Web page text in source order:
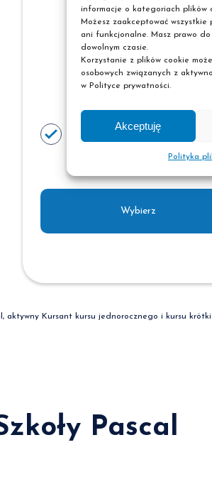
informacje o kategoriach plików
Możesz zaakceptować
ani funkcjonalne. Masz prawo
dowolnym czasie.
Korzystanie z plików cookie
osobowych związanych z
w Polityce prywatności.
Akceptuję
Polityka
Cena kursu
(płatna jednorazowo).
Wybierz
aktywny Kursant kursu jednorocznego i kursu
Pascal